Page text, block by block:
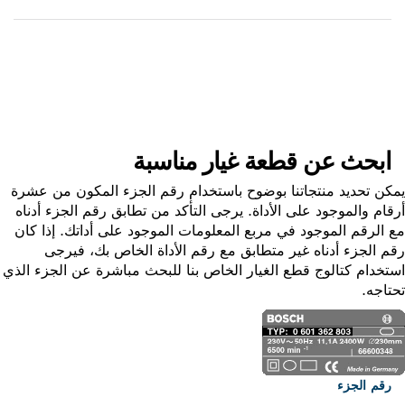
ابحث عن قطعة غيار مناسبة
تحديد منتجاتنا بوضوح باستخدام رقم الجزء المكون من عشرة
والموجود على الأداة. يرجى التأكد من تطابق رقم الجزء أدناه
الرقم الموجود في مربع المعلومات الموجود على أداتك. إذا كان
الجزء أدناه غير متطابق مع رقم الأداة الخاص بك، فيرجى
كتالوج قطع الغيار الخاص بنا للبحث مباشرة عن الجزء الذي
رقم الجزء